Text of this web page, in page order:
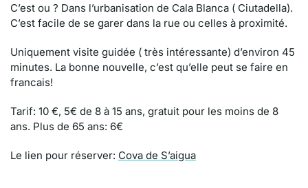
C’est ou ? Dans l’urbanisation de Cala Blanca ( Ciutadella).
C’est facile de se garer dans la rue ou celles à proximité.
Uniquement visite guidée ( très intéressante) d’environ 45
minutes. La bonne nouvelle, c’est qu’elle peut se faire en
francais!
Tarif: 10 €, 5€ de 8 à 15 ans, gratuit pour les moins de 8
ans. Plus de 65 ans: 6€
Le lien pour réserver: Cova de S’aigua